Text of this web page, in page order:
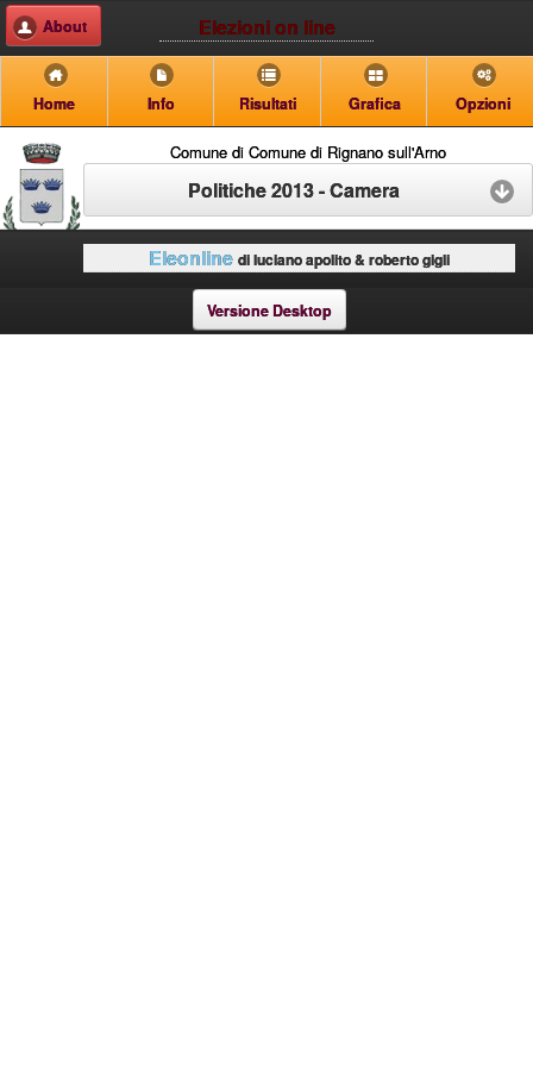
Elezioni on line
About
Home Info Risultati Grafica Opzioni
Comune di Comune di Rignano sull'Arno
Politiche 2013 - Camera
Eleonline di luciano apolito & roberto gigli
Versione Desktop